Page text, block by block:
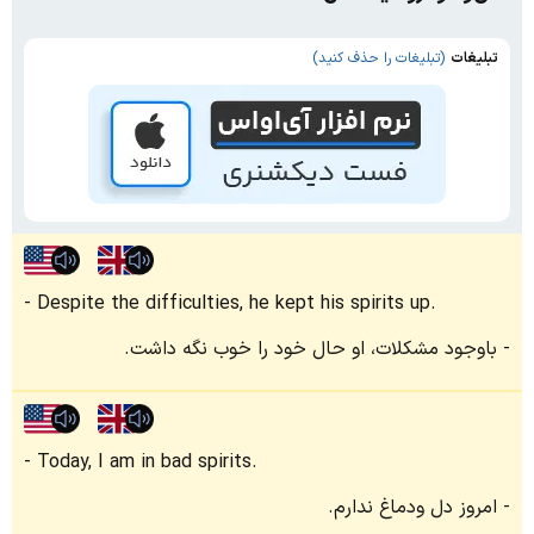
تبلیغات (تبلیغات را حذف کنید)
Despite the difficulties, he kept his spirits up.
باوجود مشکلات، او حال خود را خوب نگه داشت.
Today, I am in bad spirits.
امروز دل ودماغ ندارم.